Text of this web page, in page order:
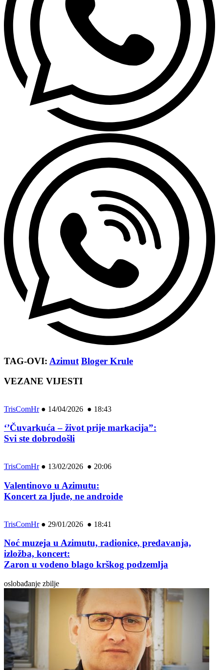
TAG-OVI: Azimut Bloger Krule
VEZANE VIJESTI
TrisComHr● 14/04/2026 ● 18:43
‘’Čuvarkuća – život prije markacija”:
Svi ste dobrodošli
TrisComHr● 13/02/2026 ● 20:06
Valentinovo u Azimutu:
Koncert za ljude, ne androide
TrisComHr● 29/01/2026 ● 18:41
Noć muzeja u Azimutu, radionice, predavanja,
izložba, koncert:
Zaron u vodeno blago krškog podzemlja
oslobađanje zbilje